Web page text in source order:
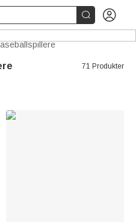
 
71 Produkter